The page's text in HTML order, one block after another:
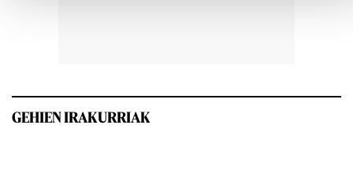
GEHIEN IRAKURRIAK